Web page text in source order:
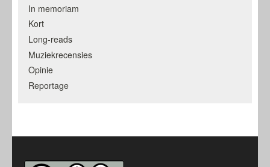
In memoriam
Kort
Long-reads
Muziekrecensies
Opinie
Reportage